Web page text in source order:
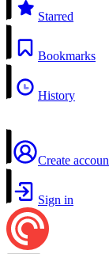
Starred
Bookmarks
History
Create
Sign in